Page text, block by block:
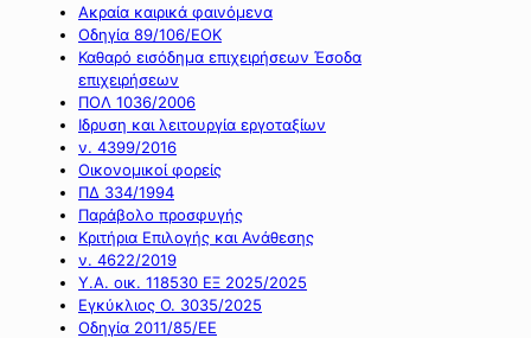
Ακραία καιρικά φαινόμενα
Οδηγία 89/106/ΕΟΚ
Καθαρό εισόδημα επιχειρήσεων Έσοδα
επιχειρήσεων
ΠΟΛ 1036/2006
Ιδρυση και λειτουργία εργοταξίων
ν. 4399/2016
Οικονομικοί φορείς
ΠΔ 334/1994
Παράβολο προσφυγής
Κριτήρια Επιλογής και Ανάθεσης
ν. 4622/2019
Υ.Α. οικ. 118530 ΕΞ 2025/2025
Εγκύκλιος Ο. 3035/2025
Οδηγία 2011/85/ΕΕ